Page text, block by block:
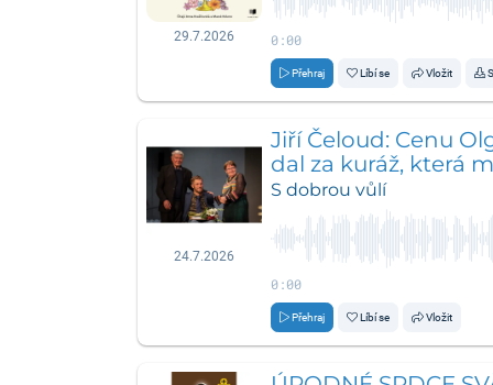
29.7.2026 0:00
Přehraj Líbí se Vložit
24.7.2026
Jiří Čeloud: Cenu
dal za kuráž, která
v životě posunout
S dobrou vůlí
0:00
Přehraj Líbí se Vložit